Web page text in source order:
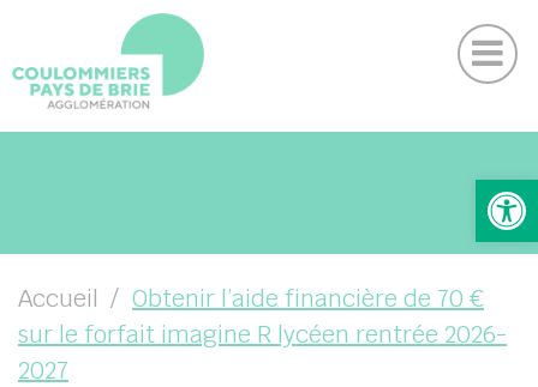
( PROJETS )
MagazineContactez-nous
Suivez-nous sur Facebook
Suivez-nous sur Instagram
Suivez-nous sur Youtube
Suivez-nous sur Linkedin
Accueil
Obtenir l’aide financière de 70 €
sur le forfait imagine R lycéen rentrée 2026-
2027
Panneau de gestion des cookies